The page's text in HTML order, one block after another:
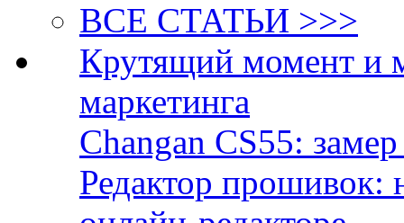
ВСЕ СТАТЬИ >>>
Крутящий момент и
маркетинга
Changan CS55:
Редактор прошивок: